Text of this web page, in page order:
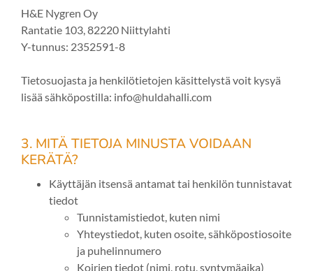
H&E Nygren Oy
Rantatie 103, 82220 Niittylahti
Y-tunnus: 2352591-8
Tietosuojasta ja henkilötietojen käsittelystä voit kysyä
lisää sähköpostilla: info@huldahalli.com
3. MITÄ TIETOJA MINUSTA VOIDAAN
KERÄTÄ?
Käyttäjän itsensä antamat tai henkilön tunnistavat
tiedot
Tunnistamistiedot, kuten nimi
Yhteystiedot, kuten osoite, sähköpostiosoite
ja puhelinnumero
Koirien tiedot (nimi, rotu, syntymäaika)